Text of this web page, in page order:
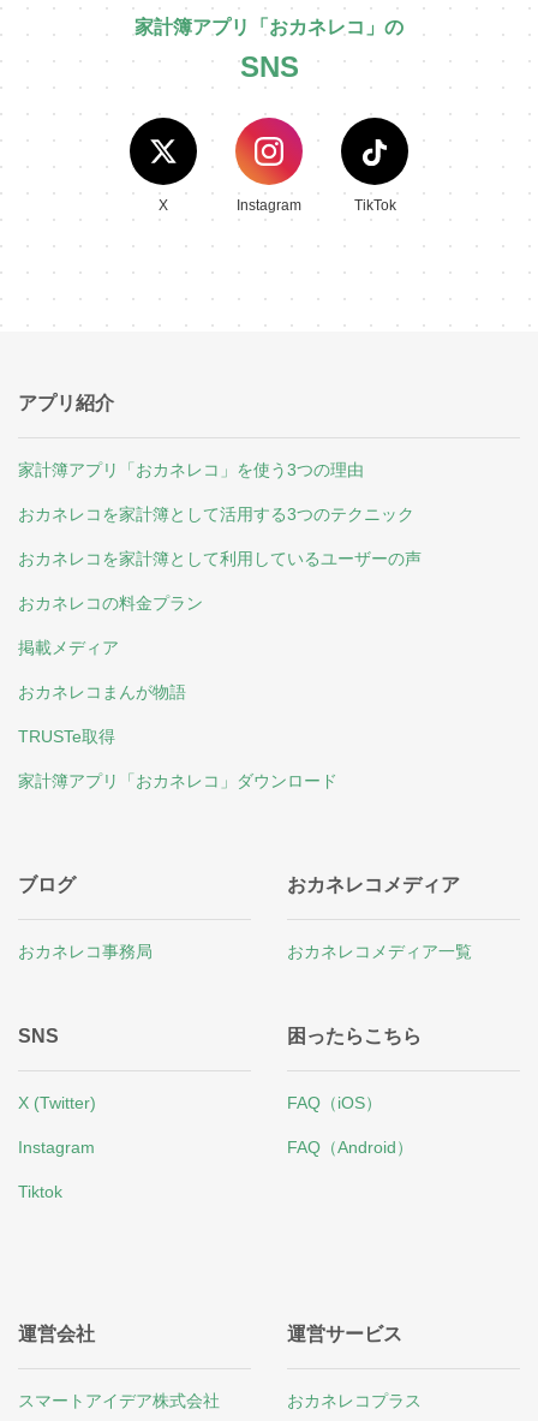
家計簿アプリ「おカネレコ」の
SNS
X Instagram TikTok
アプリ紹介
家計簿アプリ「おカネレコ」を使う3つの理由
おカネレコを家計簿として活用する3つのテクニック
おカネレコを家計簿として利用しているユーザーの声
おカネレコの料金プラン
掲載メディア
おカネレコまんが物語
TRUSTe取得
家計簿アプリ「おカネレコ」ダウンロード
ブログ
おカネレコ事務局
おカネレコメディア
おカネレコメディア一覧
SNS
X (Twitter)
Instagram
Tiktok
困ったらこちら
FAQ（iOS）
FAQ（Android）
運営会社
スマートアイデア株式会社
運営サービス
おカネレコプラス